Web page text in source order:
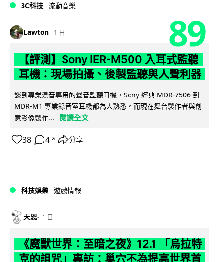
3C科技 流動音樂
Lawton 1 日 89
【評測】Sony IER-M500 入耳式監聽
耳機：現場拍攝、後製監聽與人聲利器
談到專業混音專用的聲音監聽耳機，Sony 經典 MDR-7506 到
MDR-M1 專業錄音室耳機都為人熟悉。而現在舞台製作者與創
意影像製作...
閱讀全文
38 4 ↗ 分享
科技娛樂 遊戲情報
天恩 1 日
《魔獸世界：至暗之夜》12.1 「烏拉特
克的詛咒」專訪：巢穴不為提高世界首